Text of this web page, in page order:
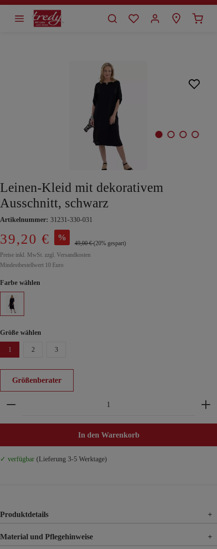
springen
Leinen-Kleid mit dekorativem
Ausschnitt, schwarz
Artikelnummer: 31231-330-031
39,20 € %
49,00 €(20% gespart)
Preise inkl. MwSt. zzgl. Versandkosten
Mindestbestellwert 10 Euro
Farbe wählen
Größe wählen
1 2 3
Größenberater
Produkt Anzahl: Gib den gewünschten Wert ein
In den Warenkorb
✓ verfügbar (Lieferung 3-5 Werktage)
Produktdetails +
Material und Pflegehinweise +